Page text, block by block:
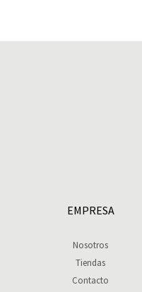
EMPRESA
Nosotros
Tiendas
Contacto